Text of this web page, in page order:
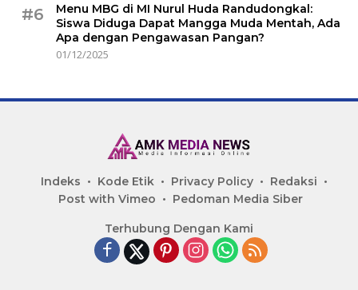
#6
Menu MBG di MI Nurul Huda Randudongkal:
Siswa Diduga Dapat Mangga Muda Mentah, Ada
Apa dengan Pengawasan Pangan?
01/12/2025
Indeks Kode Etik Privacy Policy
Redaksi
Post with Vimeo
Pedoman Media Siber
Terhubung Dengan Kami